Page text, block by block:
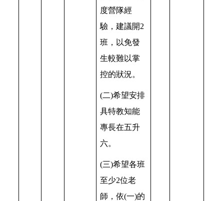
度營隊經
驗，建議開2
班，以免發
生較難以掌
控的狀況。
(二)希望安排
具特教知能
專長在五升
六。
(三)希望各班
至少2位老
師，依(一)的